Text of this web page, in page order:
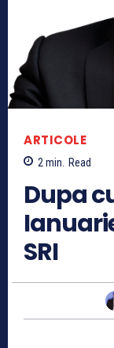
ARTICOLE
2 min. Read
Dupa
SRI